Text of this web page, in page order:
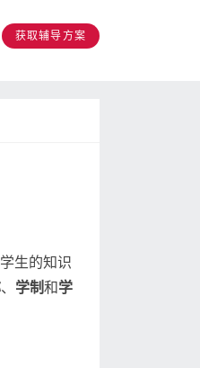
获取辅导方案
生的知识
、 学制和学